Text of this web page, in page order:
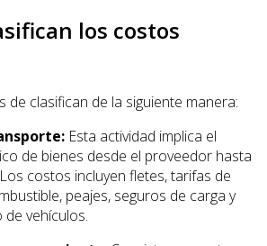
los costos
de clasifican de la siguiente manera:
Esta actividad implica el
de bienes desde el proveedor hasta
costos incluyen fletes, tarifas de
peajes, seguros de carga y
vehículos.